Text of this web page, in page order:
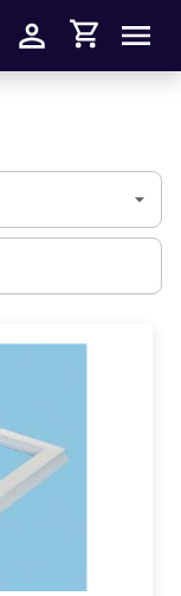
S'identifier
Panier